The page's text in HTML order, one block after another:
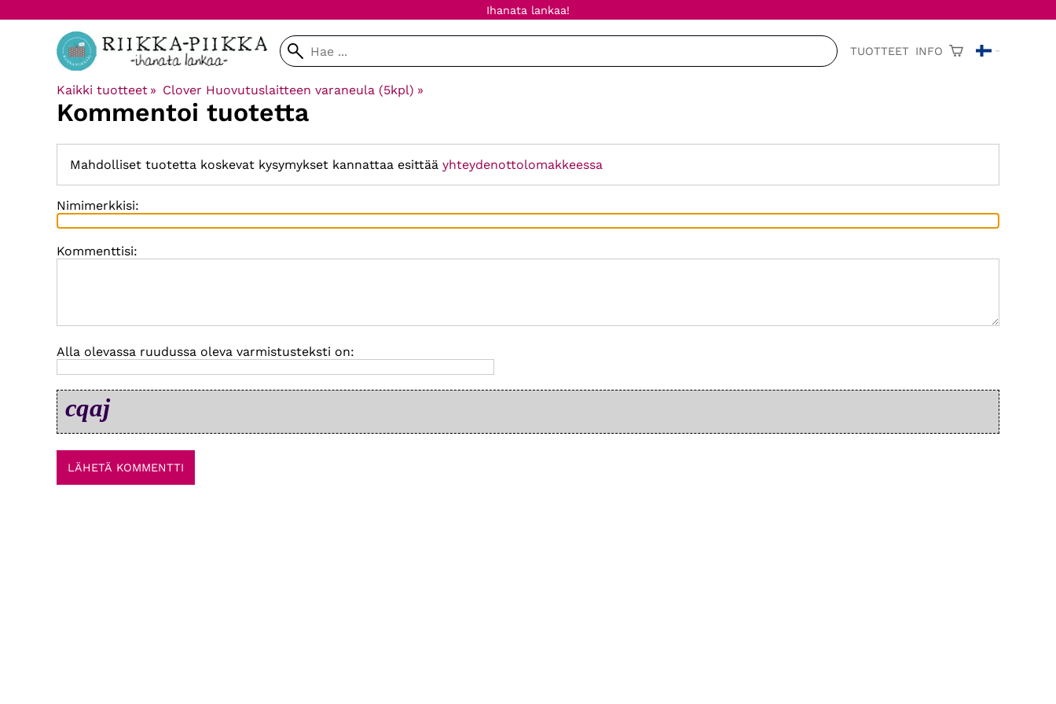
Ihanata lankaa!
TUOTTEET INFO
Kaikki tuotteet ‪» Clover Huovutuslaitteen varaneula (5kpl) ‪»
Kommentoi tuotetta
Mahdolliset tuotetta koskevat kysymykset kannattaa esittää yhteydenottolomakkeessa
Nimimerkkisi:
Kommenttisi:
Alla olevassa ruudussa oleva varmistusteksti on: